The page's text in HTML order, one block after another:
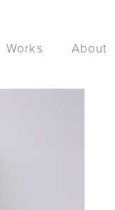
Works About